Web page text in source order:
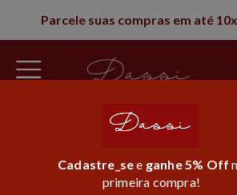
5% de desconto na 1°
Black Remarcados
Cadastre_see ganhe 5% Off
primeira compra!